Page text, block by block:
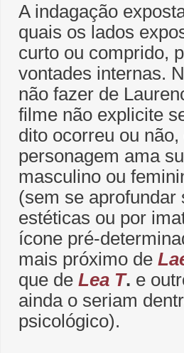
A indagação
quais os lados
curto ou comprido,
vontades internas.
não fazer de
filme não explicite
dito ocorreu ou
personagem ama
masculino ou
(sem se aprofundar
estéticas ou por
ícone pré-
mais próximo de
que de Lea T. e
ainda o seriam
psicológico).